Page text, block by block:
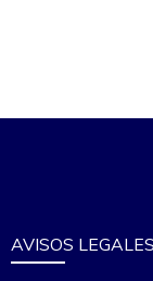
AVISOS LEGALES